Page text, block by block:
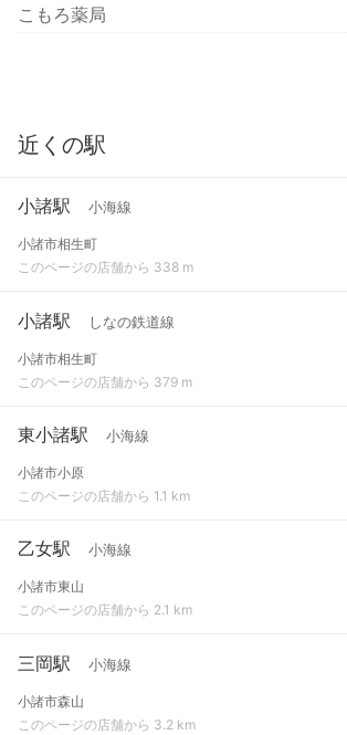
こもろ薬局
近くの駅
小諸駅 小海線
小諸市相生町
このページの店舗から 338 m
小諸駅 しなの鉄道線
小諸市相生町
このページの店舗から 379 m
東小諸駅 小海線
小諸市小原
このページの店舗から 1.1 km
乙女駅 小海線
小諸市東山
このページの店舗から 2.1 km
三岡駅 小海線
小諸市森山
このページの店舗から 3.2 km